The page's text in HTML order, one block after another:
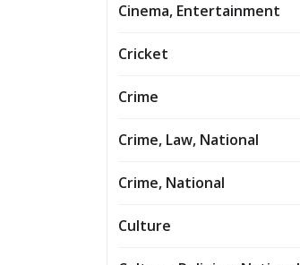
Cinema, Entertainment
Cricket
Crime
Crime, Law, National
Crime, National
Culture